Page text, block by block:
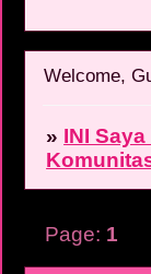
Welcome,
» INI
Page: 1